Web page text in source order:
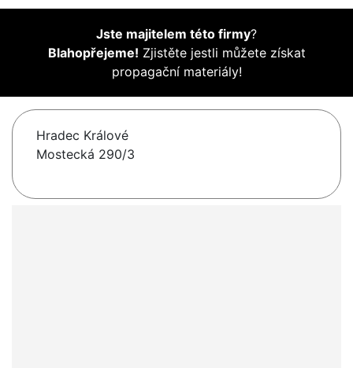
Jste majitelem této firmy?
Blahopřejeme! Zjistěte jestli můžete získat
propagační materiály!
Hradec Králové
Mostecká 290/3